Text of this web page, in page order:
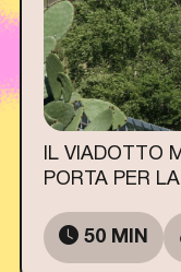
IL VIADOTTO
PORTA PER
50 MIN